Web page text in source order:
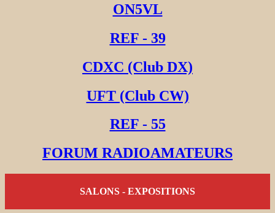
ON5VL
REF - 39
CDXC (Club DX)
UFT (Club CW)
REF - 55
FORUM RADIOAMATEURS
SALONS - EXPOSITIONS